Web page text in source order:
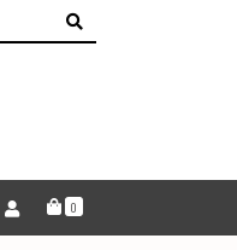
0